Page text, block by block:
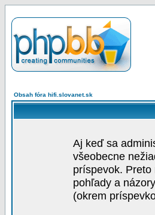
Obsah fóra hifi.slovanet.sk
Aj keď sa
všeobecne
príspevok.
pohľady a
(okrem